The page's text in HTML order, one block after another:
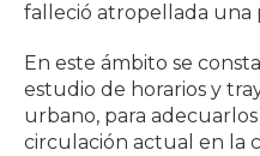
falleció atropellada una
En este ámbito se
estudio de horarios y
urbano, para
circulación actual en la